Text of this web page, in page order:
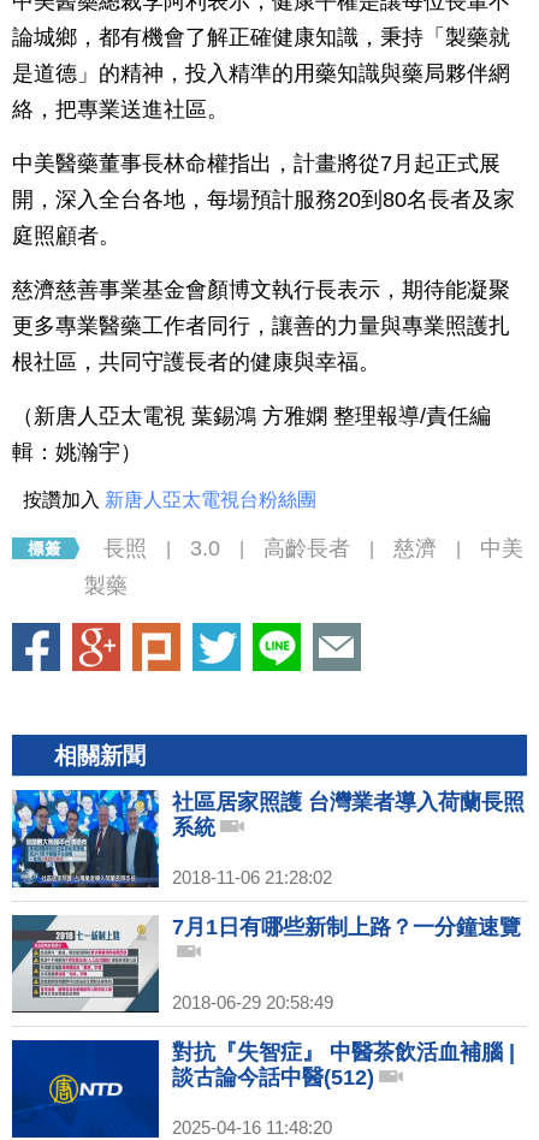
論城鄉，都有機會了解正確健康知識，秉持「製藥就
是道德」的精神，投入精準的用藥知識與藥局夥伴網
絡，把專業送進社區。
中美醫藥董事長林命權指出，計畫將從7月起正式展
開，深入全台各地，每場預計服務20到80名長者及家
庭照顧者。
慈濟慈善事業基金會顏博文執行長表示，期待能凝聚
更多專業醫藥工作者同行，讓善的力量與專業照護扎
根社區，共同守護長者的健康與幸福。
（新唐人亞太電視 葉錫鴻 方雅嫻 整理報導/責任編
輯： 姚瀚宇 ）
按讚加入 新唐人亞太電視台粉絲團
長照 3.0 高齡長者 慈濟
中美
製藥
相關新聞
社區居家照護 台灣業者導入荷蘭長照
系統
2018-11-06 21:28:02
7月1日有哪些新制上路？一分鐘速覽
2018-06-29 20:58:49
對抗『失智症』 中醫茶飲活血補腦 |
談古論今話中醫(512)
2025-04-16 11:48:20